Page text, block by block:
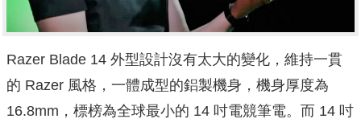
Razer Blade 14 外型設計沒有太大的變化，維持一貫
的 Razer 風格，一體成型的鋁製機身，機身厚度為
16.8mm，標榜為全球最小的 14 吋電競筆電。而 14 吋